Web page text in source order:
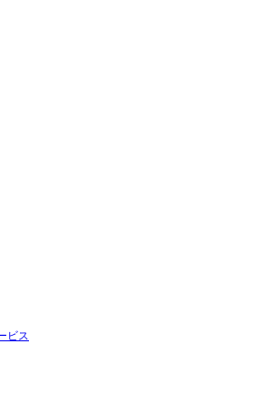
ビス